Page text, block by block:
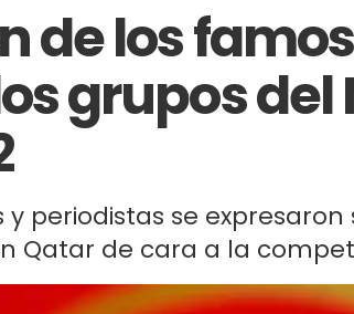
de los
grupos
periodistas se
Qatar de cara a la